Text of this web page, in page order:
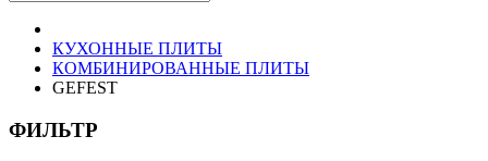
КУХОННЫЕ ПЛИТЫ
КОМБИНИРОВАННЫЕ ПЛИТЫ
GEFEST
ФИЛЬТР